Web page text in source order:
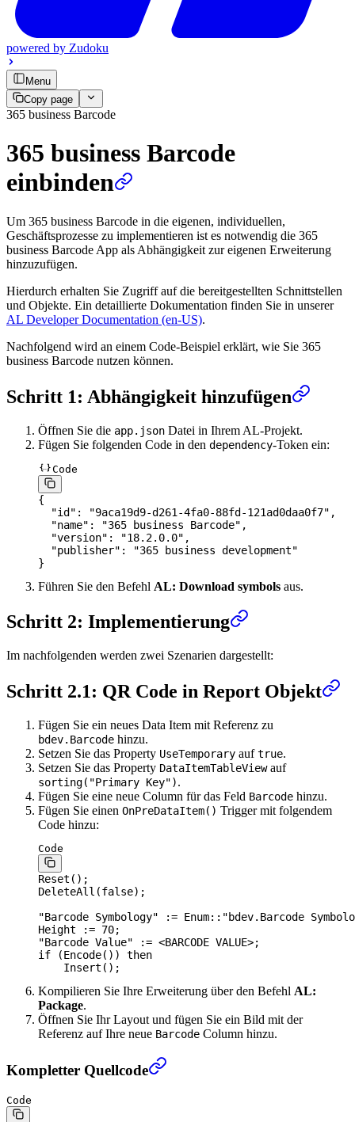
powered by Zudoku
Menu
Copy page
365 business Barcode
365 business Barcode
einbinden
Um 365 business Barcode in die eigenen, individuellen,
Geschäftsprozesse zu implementieren ist es notwendig die 365
business Barcode App als Abhängigkeit zur eigenen Erweiterung
hinzuzufügen.
Hierdurch erhalten Sie Zugriff auf die bereitgestellten Schnittstellen
und Objekte. Ein detaillierte Dokumentation finden Sie in unserer
AL Developer Documentation (en-US).
Nachfolgend wird an einem Code-Beispiel erklärt, wie Sie 365
business Barcode nutzen können.
Schritt 1: Abhängigkeit hinzufügen
Öffnen Sie die app.json Datei in Ihrem AL-Projekt.
Fügen Sie folgenden Code in den dependency-Token ein:
Code
{
  "
id" : "9aca19d9-d261-4fa0-88fd-121ad0daa0f7" ,
  "
name" : "365 business Barcode" ,
  "
version" : "18.2.0.0" ,
  "
publisher" : "365 business development"
}
Führen Sie den Befehl AL: Download symbols aus.
Schritt 2: Implementierung
Im nachfolgenden werden zwei Szenarien dargestellt:
Schritt 2.1: QR Code in Report Objekt
Fügen Sie ein neues Data Item mit Referenz zu
bdev.Barcode hinzu.
Setzen Sie das Property UseTemporary auftrue.
Setzen Sie das Property DataItemTableViewauf
sorting("Primary Key").
Fügen Sie eine neue Column für das Feld Barcode hinzu.
Fügen Sie einen OnPreDataItem() Trigger mit folgendem
Code hinzu:
Code
Reset();
DeleteAll(false);
"Barcode Symbology" := Enum::"bdev.Barcode
Height := 70;
"Barcode Value" := <BARCODE VALUE>;
if (Encode()) then
    Insert();
Kompilieren Sie Ihre Erweiterung über den Befehl AL:
Package.
Öffnen Sie Ihr Layout und fügen Sie ein Bild mit der
Referenz auf Ihre neue Barcode Column hinzu.
Kompletter Quellcode
Code